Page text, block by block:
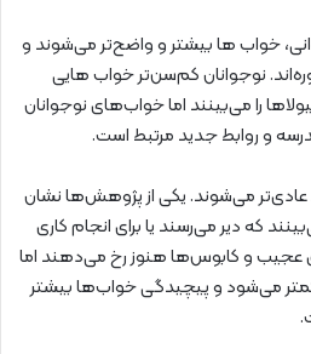
خواب‌ ها بیشتر و واضح‌تر می‌شوند و
نوجوانان کم‌سن‌تر خواب هایی
را می‌بینند اما خواب‌های نوجوانان
و روابط جدید مرتبط است.
عادی‌تر می‌شوند. یکی از پژوهش‌ها نشان
که دیر می‌رسند یا برای انجام کاری
عجیب و کابوس‌ها هنوز رخ می‌دهند اما
می‌شود و پیچیدگی خواب‌ها بیشتر